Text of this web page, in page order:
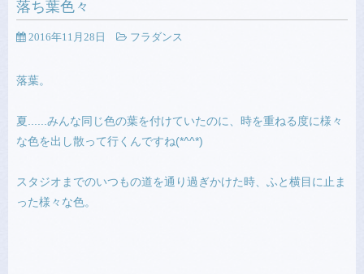
落ち葉色々
2016年11月28日 フラダンス
落葉。
夏......みんな同じ色の葉を付けていたのに、時を重ねる度に様々
な色を出し散って行くんですね(*^^*)
スタジオまでのいつもの道を通り過ぎかけた時、ふと横目に止ま
った様々な色。